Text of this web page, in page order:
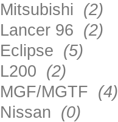
Mitsubishi (2)
Lancer 96 (2)
Eclipse (5)
L200 (2)
MGF/MGTF (4)
Nissan (0)